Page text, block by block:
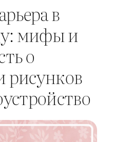
в
мифы и
о
рисунков